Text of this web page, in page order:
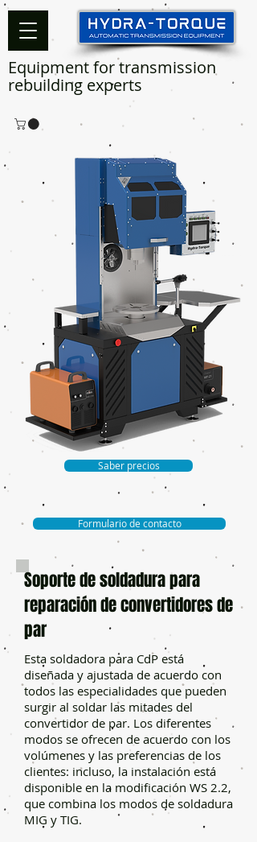
Equipment for transmission
rebuilding experts
Saber precios
Formulario de contacto
Soporte de soldadura para
reparación de convertidores de
par
Esta soldadora para CdP está
diseñada y ajustada de acuerdo con
todos las especialidades que pueden
surgir al soldar las mitades del
convertidor de par. Los diferentes
modos se ofrecen de acuerdo con los
volúmenes y las preferencias de los
clientes: incluso, la instalación está
disponible en la modificación WS 2.2,
que combina los modos de soldadura
MIG y TIG.